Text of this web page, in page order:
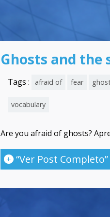
Ghosts and
Tags : afraid of fear
vocabulary
Are you afraid of ghosts?
“Ver Post Completo”